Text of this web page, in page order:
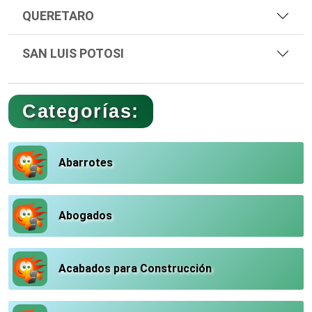
QUERETARO
SAN LUIS POTOSI
Categorías:
Abarrotes
Abogados
Acabados para Construcción